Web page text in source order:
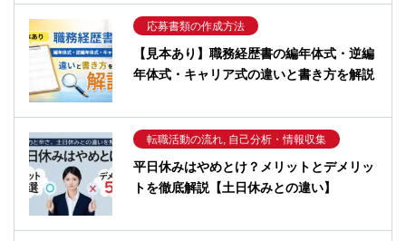
応募書類の作成方法
【見本あり】職務経歴書の編年体式・逆編
年体式・キャリア式の違いと書き方を解説
転職活動の流れ, 自己分析・情報収集
平日休みはやめとけ？メリットとデメリッ
トを徹底解説【土日休みとの違い】